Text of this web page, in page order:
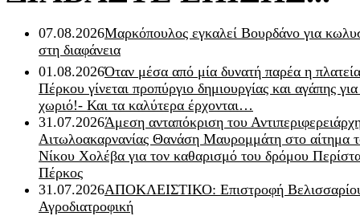
07.08.2026Μαρκόπουλος εγκαλεί Βουρδάνο για
στη διαφάνεια
01.08.2026Όταν μέσα από μία δυνατή παρέα η
Πέρκου γίνεται προπύργιο δημιουργίας και αγάπης
χωριό!- Και τα καλύτερα έρχονται…
31.07.2026Άμεση ανταπόκριση του
Αιτωλοακαρνανίας Θανάση Μαυρομμάτη στο αίτημα
Νίκου Χολέβα για τον καθαρισμό του δρόμου
Πέρκος
31.07.2026ΑΠΟΚΛΕΙΣΤΙΚΟ: Επιστροφή
Αγροδιατροφική